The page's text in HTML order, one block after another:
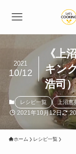
《上
キン
浩司
2021
10/12
レシピ一覧 上沼恵
2021年10月12日
ホーム レシピ一覧